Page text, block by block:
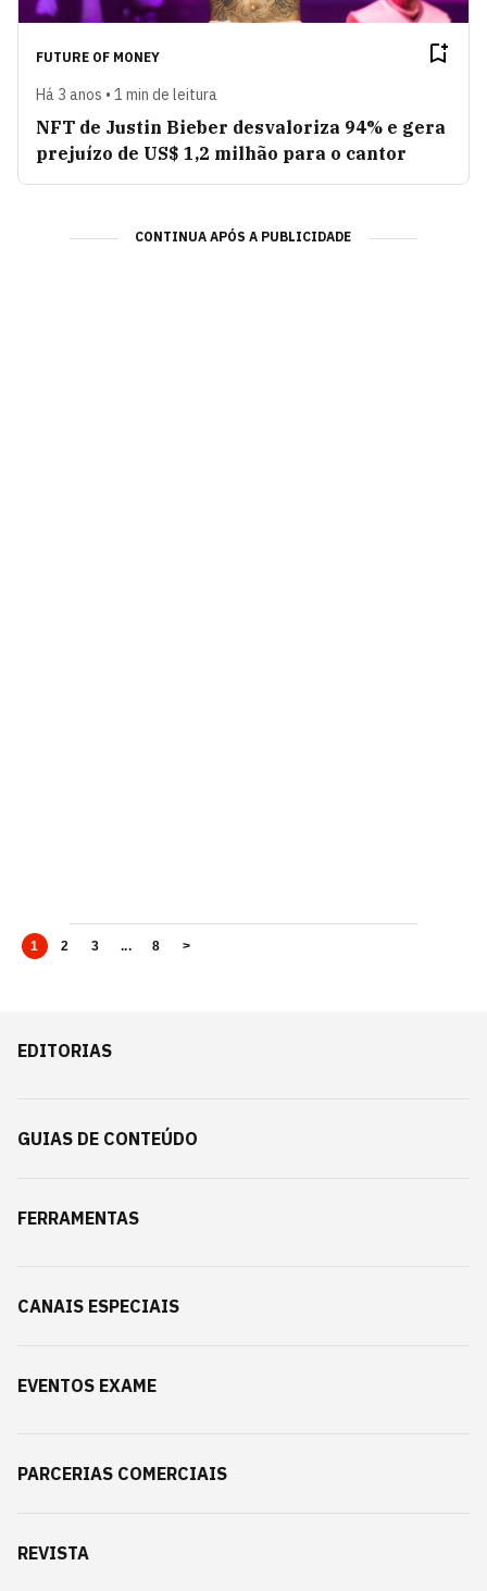
FUTURE OF MONEY
Há 3 anos • 1 min de leitura
NFT de Justin Bieber desvaloriza 94% e gera
prejuízo de US$ 1,2 milhão para o cantor
CONTINUA APÓS A PUBLICIDADE
1 2 3 ... 8 >
EDITORIAS
GUIAS DE CONTEÚDO
FERRAMENTAS
CANAIS ESPECIAIS
EVENTOS EXAME
PARCERIAS COMERCIAIS
REVISTA